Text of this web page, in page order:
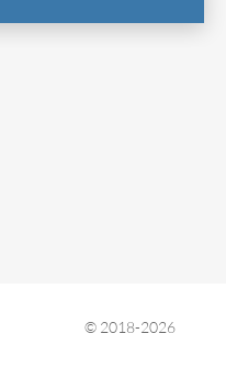
© 2018-2026